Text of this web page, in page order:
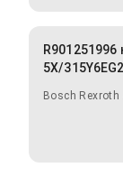
R901251996
5X/
Bosch Rexroth